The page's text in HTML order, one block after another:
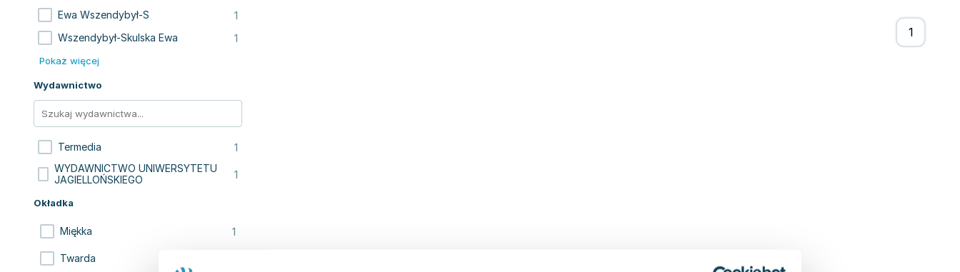
Ewa Wszendybył-S 1
Wszendybył-Skulska Ewa 1
Pokaż więcej
Wydawnictwo
Termedia 1
WYDAWNICTWO UNIWERSYTETU
JAGIELLOŃSKIEGO
1
Okładka
Miękka 1
Twarda